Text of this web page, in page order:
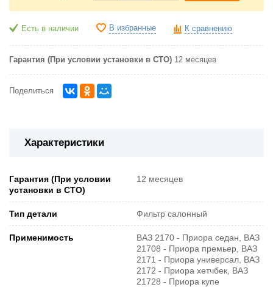
Есть в наличии В избранные К сравнению
Гарантия (При условии установки в СТО) 12 месяцев
Поделиться
Характеристики
Гарантия (При условии
установки в СТО)
12 месяцев
Тип детали Фильтр салонный
Применимость
ВАЗ 2170 - Приора седан, ВАЗ
21708 - Приора премьер, ВАЗ
2171 - Приора универсал, ВАЗ
2172 - Приора хетчбек, ВАЗ
21728 - Приора купе